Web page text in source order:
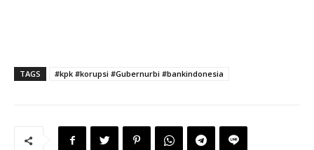
TAGS #kpk #korupsi #Gubernurbi #bankindonesia